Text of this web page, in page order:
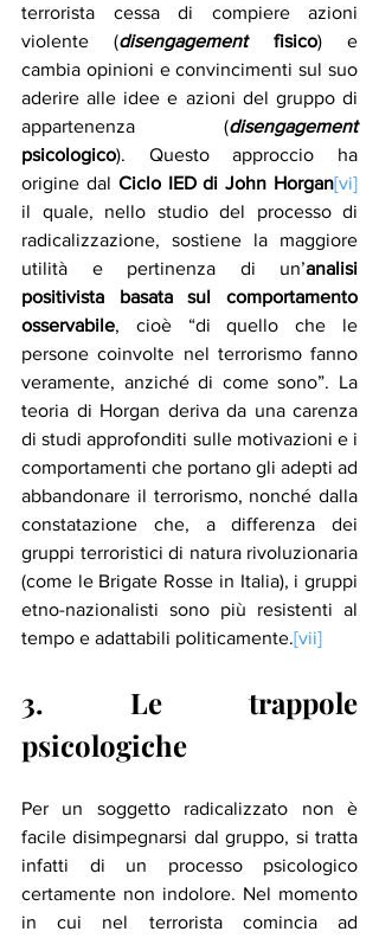
terrorista cessa di compiere azioni
violente (disengagement fisico) e
cambia opinioni e convincimenti sul suo
aderire alle idee e azioni del gruppo di
appartenenza (disengagement
psicologico). Questo approccio ha
origine dal Ciclo IED di John Horgan[vi]
il quale, nello studio del processo di
radicalizzazione, sostiene la maggiore
utilità e pertinenza di un’analisi
positivista basata sul comportamento
osservabile, cioè “di quello che le
persone coinvolte nel terrorismo fanno
veramente, anziché di come sono”. La
teoria di Horgan deriva da una carenza
di studi approfonditi sulle motivazioni e i
comportamenti che portano gli adepti ad
abbandonare il terrorismo, nonché dalla
constatazione che, a differenza dei
gruppi terroristici di natura rivoluzionaria
(come le Brigate Rosse in Italia), i gruppi
etno-nazionalisti sono più resistenti al
tempo e adattabili politicamente.[vii]
3. Le trappole
psicologiche
Per un soggetto radicalizzato non è
facile disimpegnarsi dal gruppo, si tratta
infatti di un processo psicologico
certamente non indolore. Nel momento
in cui nel terrorista comincia ad